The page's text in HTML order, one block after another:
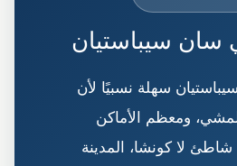
سان سيباستيان
سهلة نسبيًا لأن
ومعظم الأماكن
شاطئ لا كونشا، المدينة